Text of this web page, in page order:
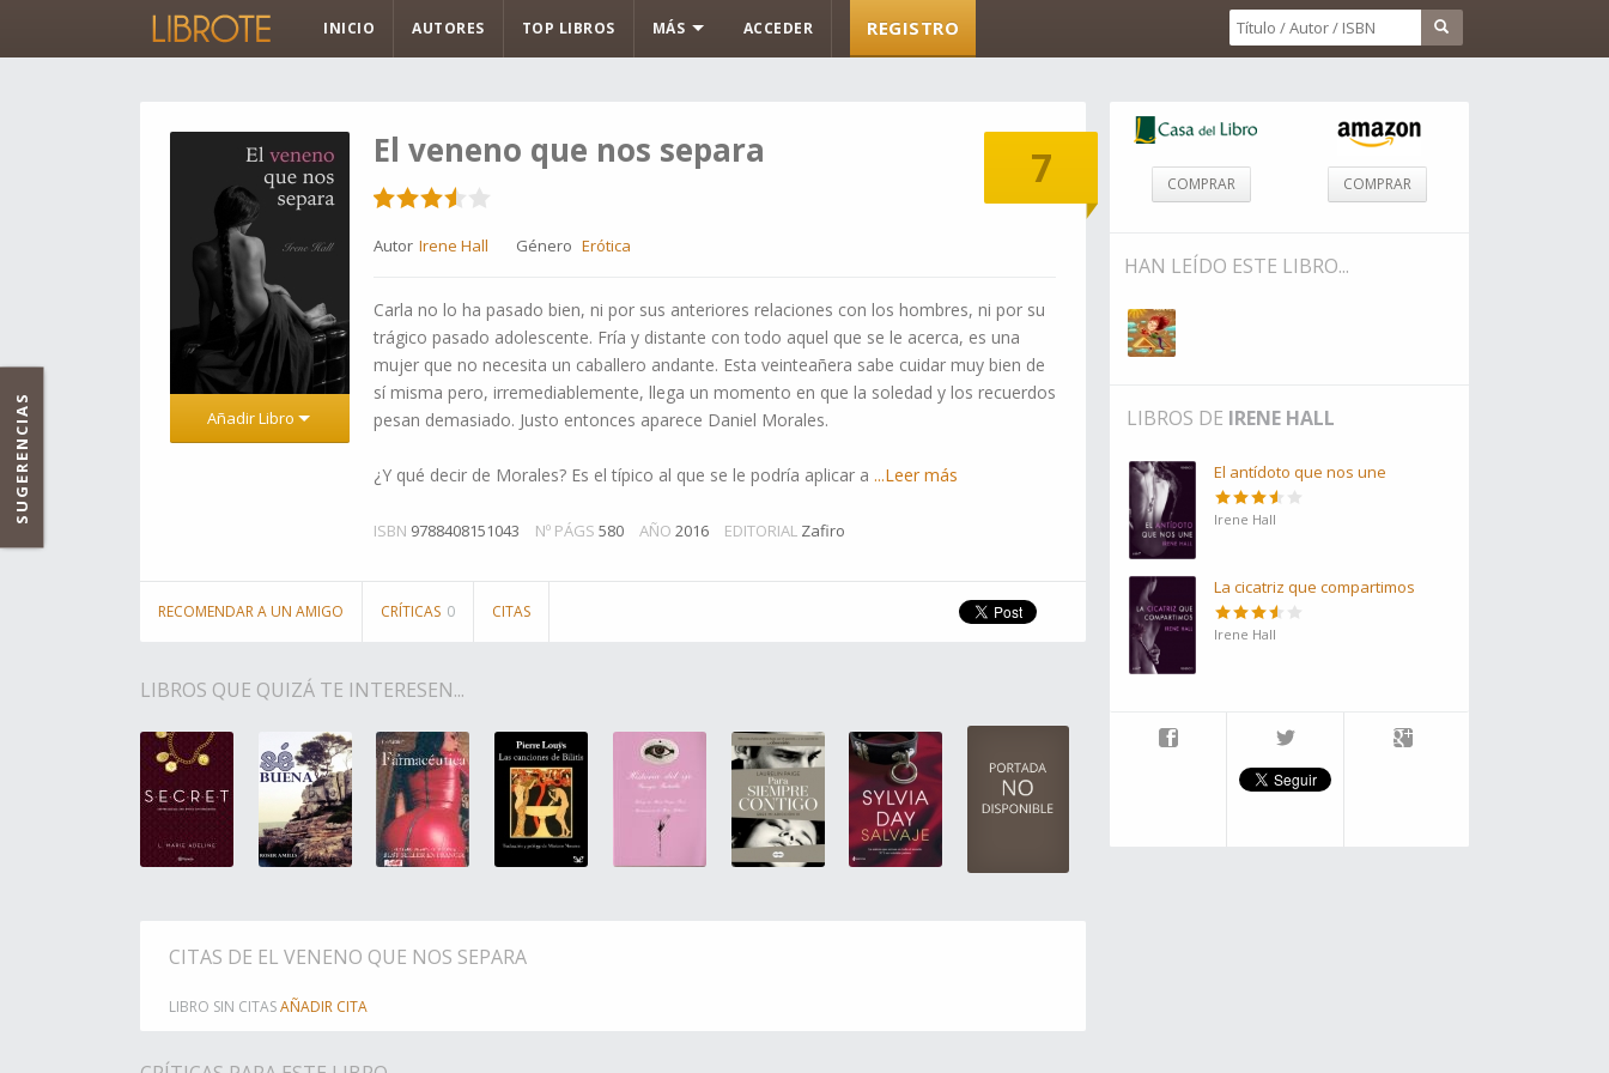
INICIO AUTORES TOP LIBROS MÁS ACCEDER REGISTRO
7
Añadir Libro
El veneno que nos separa
Autor Irene Hall Género Erótica
Carla no lo ha pasado bien, ni por sus anteriores relaciones con los hombres, ni por su
trágico pasado adolescente. Fría y distante con todo aquel que se le acerca, es una
mujer que no necesita un caballero andante. Esta veinteañera sabe cuidar muy bien de
sí misma pero, irremediablemente, llega un momento en que la soledad y los recuerdos
pesan demasiado. Justo entonces aparece Daniel Morales.
¿Y qué decir de Morales? Es el típico al que se le podría aplicar a ...Leer más
ISBN 9788408151043 Nº PÁGS 580 AÑO 2016 EDITORIAL Zafiro
RECOMENDAR A UN AMIGO CRÍTICAS 0 CITAS
LIBROS QUE QUIZÁ TE INTERESEN...
CITAS DE EL VENENO QUE NOS SEPARA
LIBRO SIN CITASAÑADIR CITA
COMPRAR COMPRAR
HAN LEÍDO ESTE LIBRO...
LIBROS DE IRENE HALL
El antídoto que nos une
Irene Hall
La cicatriz que compartimos
Irene Hall
SUGERENCIAS